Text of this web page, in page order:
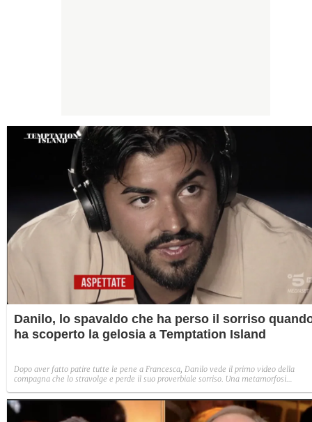
Danilo, lo spavaldo che ha perso il sorriso
ha scoperto la gelosia a Temptation Island
Dopo aver fatto patire tutte le pene a Francesca, Danilo vede il primo video della
compagna che lo stravolge e perde il suo proverbiale sorriso. Una metamorfosi